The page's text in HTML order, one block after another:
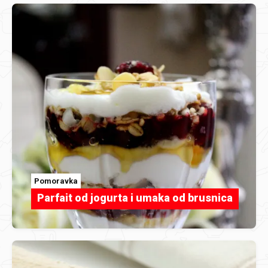
Pomoravka
Parfait od jogurta i umaka od brusnica